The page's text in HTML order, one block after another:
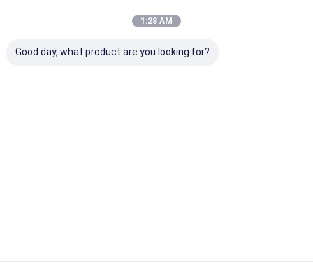
cbn-DiamantschleifscheibeChina Fabrik.Copyright © 2026
ZHENGZHOU JINCHUAN ABRASIVES CO., LTD.. All Rights Reserved.
1:28 AM
Good day, what product are you looking for?